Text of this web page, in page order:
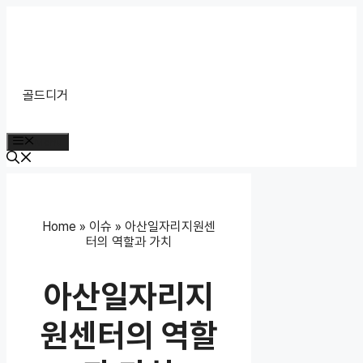
골드디거
Home » 이슈 »아산일자리지원센
터의 역할과 가치
아산일자리지
원센터의 역할